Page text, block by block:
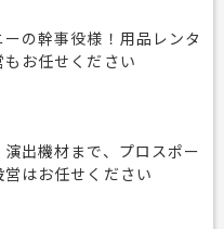
の幹事役様！用品レンタ
お任せください
出機材まで、プロスポー
はお任せください